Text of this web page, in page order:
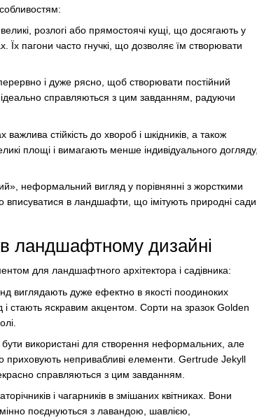
розлогі або прямостоячі кущі, що досягають у
Їх пагони часто гнучкі, що дозволяє їм створювати
і дуже рясно, щоб створювати постійний
справляються з цим завданням, радуючи
стійкість до хвороб і шкідників, а також
площі і вимагають менше індивідуального догляду,
неформальний вигляд у порівнянні з жорсткими
в ландшафти, що імітують природні сади
в ландшафтному дизайні
для ландшафтного архітектора і садівника:
виглядають дуже ефектно в якості поодиноких
стають яскравим акцентом. Сорти на зразок Golden
бути використані для створення неформальних, але
приховують непривабливі елементи. Gertrude Jekyll
справляються з цим завданням.
і чагарників в змішаних квітниках. Вони
поєднуються з лавандою, шавлією,